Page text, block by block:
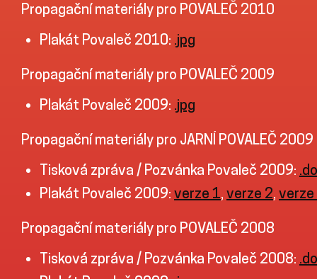
Propagační materiály pro POVALEČ 2010
Plakát Povaleč 2010: .jpg
Propagační materiály pro POVALEČ 2009
Plakát Povaleč 2009: .jpg
Propagační materiály pro JARNÍ POVALEČ 2009
Tisková zpráva / Pozvánka Povaleč 2009:
Plakát Povaleč 2009: verze 1, verze 2, verze
Propagační materiály pro POVALEČ 2008
Tisková zpráva / Pozvánka Povaleč 2008: